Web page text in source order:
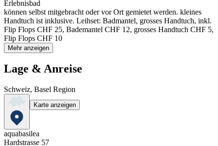
Erlebnisbad
können selbst mitgebracht oder vor Ort gemietet werden. kleines
Handtuch ist inklusive. Leihset: Badmantel, grosses Handtuch, inkl.
Flip Flops CHF 25, Bademantel CHF 12, grosses Handtuch CHF 5,
Flip Flops CHF 10
Mehr anzeigen
Lage & Anreise
Schweiz, Basel Region
Karte anzeigen
aquabasilea
Hardstrasse 57